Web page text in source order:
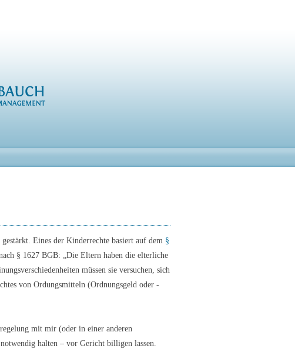
Eines der Kinderrechte basiert auf dem §
§ 1627 BGB: „Die Eltern haben die elterliche
müssen sie versuchen, sich
von Ordungsmitteln (Ordnungsgeld oder -
mit mir (oder in einer anderen
halten – vor Gericht billigen lassen.